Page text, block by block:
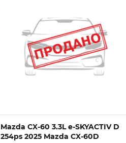
Mazda CX-60 3.3L e-SKYACTIV D
254ps 2025 Mazda CX-60D